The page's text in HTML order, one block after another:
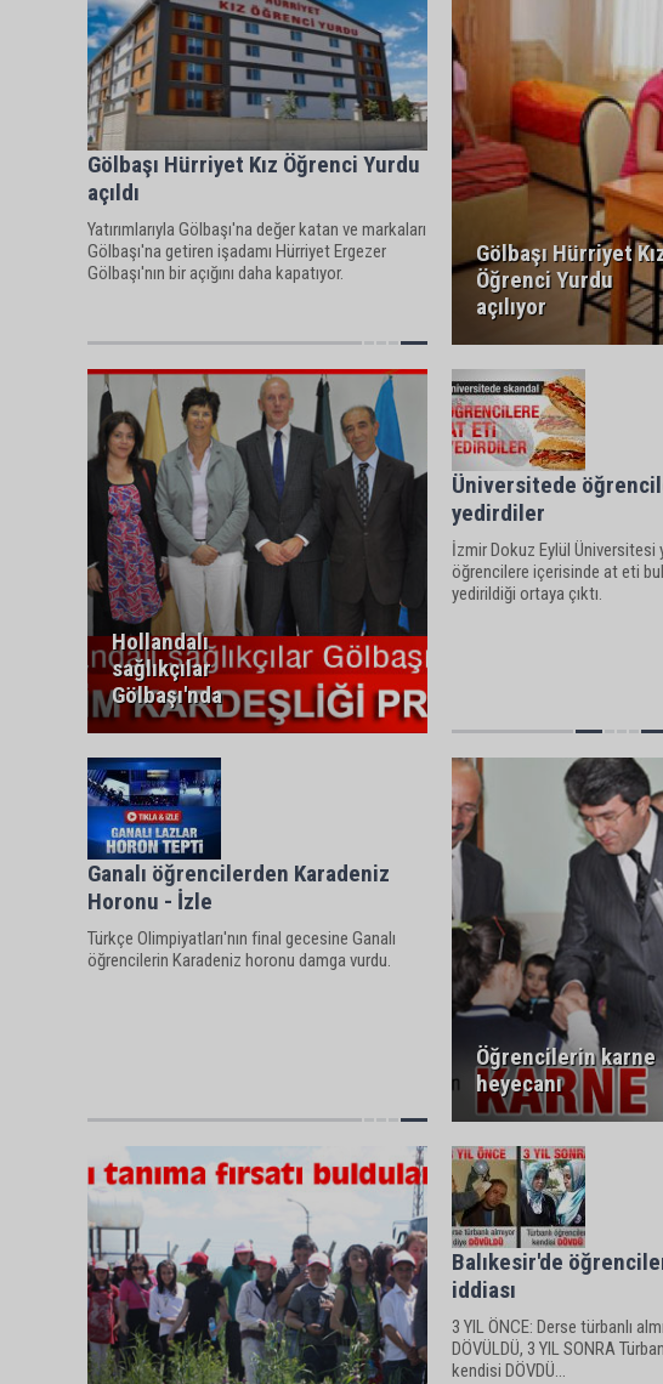
Gölbaşı Hürriyet Kız Öğrenci Yurdu
açıldı
Yatırımlarıyla Gölbaşı'na değer katan ve markaları
Gölbaşı'na getiren işadamı Hürriyet Ergezer
Gölbaşı'nın bir açığını daha kapatıyor.
Gölbaşı Hürriyet
Öğrenci Yurdu
açılıyor
Hollandalı
sağlıkçılar
Gölbaşı'nda
Üniversitede
yedirdiler
İzmir Dokuz Eylül Üniversitesi
öğrencilere içerisinde at eti
yedirildiği ortaya çıktı.
Ganalı öğrencilerden Karadeniz
Horonu - İzle
Türkçe Olimpiyatları'nın final gecesine Ganalı
öğrencilerin Karadeniz horonu damga vurdu.
Öğrencilerin karne
heyecanı
Balıkesir'de
iddiası
3 YIL ÖNCE: Derse türbanlı
DÖVÜLDÜ, 3 YIL SONRA
kendisi DÖVDÜ...